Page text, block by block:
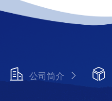
公司简介